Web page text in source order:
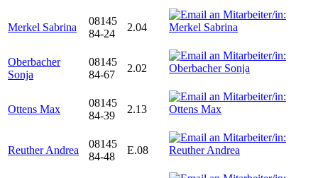
Merkel Sabrina
08145
84-24
2.04
Oberbacher
Sonja
08145
84-67
2.02
Ottens Max
08145
84-39
2.13
Reuther Andrea
08145
84-48
E.08